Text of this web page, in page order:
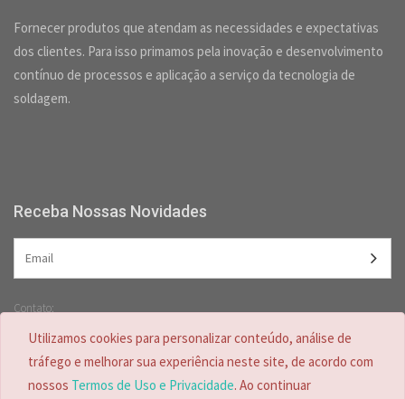
Fornecer produtos que atendam as necessidades e expectativas
dos clientes. Para isso primamos pela inovação e desenvolvimento
contínuo de processos e aplicação a serviço da tecnologia de
soldagem.
Receba Nossas Novidades
Contato:
(47) 99728-4635
Utilizamos cookies para personalizar conteúdo, análise de
tráfego e melhorar sua experiência neste site, de acordo com
nossos Termos de Uso e Privacidade. Ao continuar